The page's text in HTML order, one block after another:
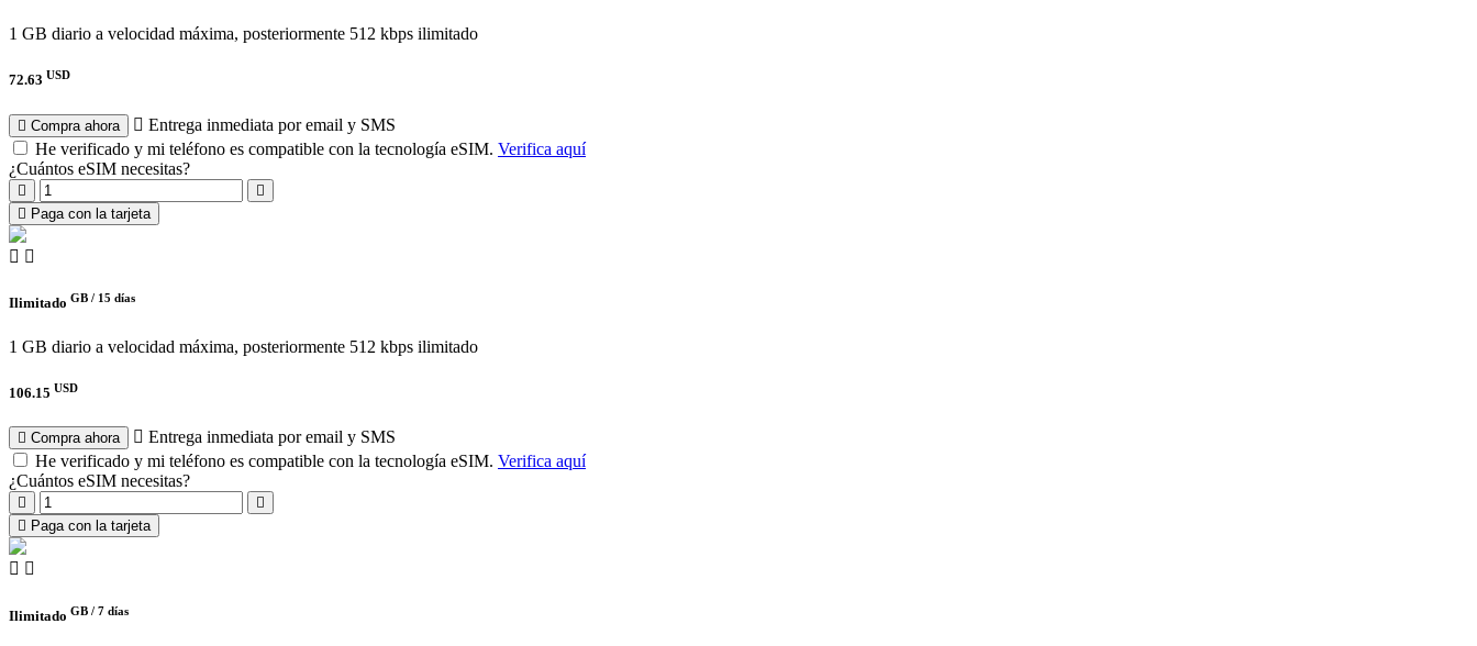
1 GB diario a velocidad máxima, posteriormente 512 kbps ilimitado
72.63 USD
Compra ahora
Entrega inmediata por email y SMS
He verificado y mi teléfono es compatible con la tecnología eSIM. Verifica aquí
¿Cuántos eSIM necesitas?
Paga con la tarjeta
Ilimitado GB / 15 días
1 GB diario a velocidad máxima, posteriormente 512 kbps ilimitado
106.15 USD
Compra ahora
Entrega inmediata por email y SMS
He verificado y mi teléfono es compatible con la tecnología eSIM. Verifica aquí
¿Cuántos eSIM necesitas?
Paga con la tarjeta
Ilimitado GB / 7 días